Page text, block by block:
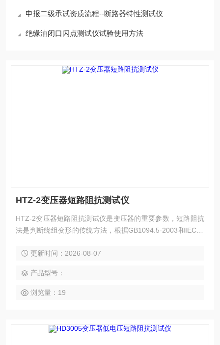
申报二级承试资质流程--断路器特性测试仪
绝缘油闭口闪点测试仪试验使用方法
HTZ-2变压器短路阻抗测试仪
HTZ-2变压器短路阻抗测试仪是变压器的重要参数，短路阻抗
法是判断绕组变形的传统方法，根据GB1094.5-2003和IEC60
形的判据。
更新时间：2026-08-07
产品型号：
浏览量：19